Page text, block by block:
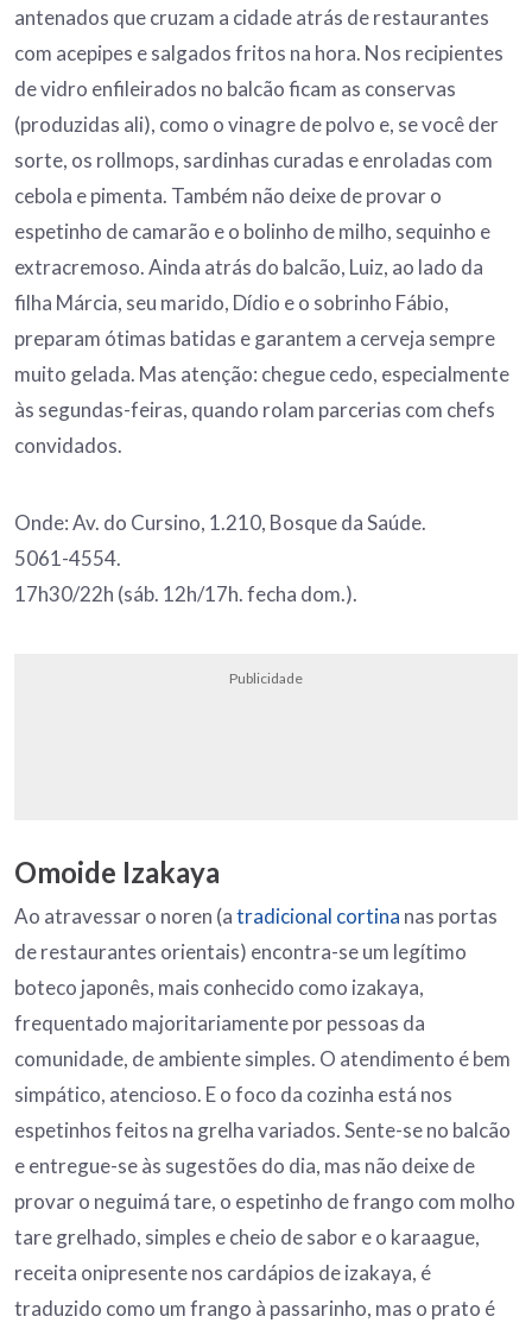
antenados que cruzam a cidade atrás de restaurantes
com acepipes e salgados fritos na hora. Nos recipientes
de vidro enfileirados no balcão ficam as conservas
(produzidas ali), como o vinagre de polvo e, se você der
sorte, os rollmops, sardinhas curadas e enroladas com
cebola e pimenta. Também não deixe de provar o
espetinho de camarão e o bolinho de milho, sequinho e
extracremoso. Ainda atrás do balcão, Luiz, ao lado da
filha Márcia, seu marido, Dídio e o sobrinho Fábio,
preparam ótimas batidas e garantem a cerveja sempre
muito gelada. Mas atenção: chegue cedo, especialmente
às segundas-feiras, quando rolam parcerias com chefs
convidados.
Onde: Av. do Cursino, 1.210, Bosque da Saúde.
5061-4554.
17h30/22h (sáb. 12h/17h. fecha dom.).
Publicidade
Omoide Izakaya
Ao atravessar o noren (atradicional cortina nas portas
de restaurantes orientais) encontra-se um legítimo
boteco japonês, mais conhecido como izakaya,
frequentado majoritariamente por pessoas da
comunidade, de ambiente simples. O atendimento é bem
simpático, atencioso. E o foco da cozinha está nos
espetinhos feitos na grelha variados. Sente-se no balcão
e entregue-se às sugestões do dia, mas não deixe de
provar o neguimá tare, o espetinho de frango com molho
tare grelhado, simples e cheio de sabor e o karaague,
receita onipresente nos cardápios de izakaya, é
traduzido como um frango à passarinho, mas o prato é